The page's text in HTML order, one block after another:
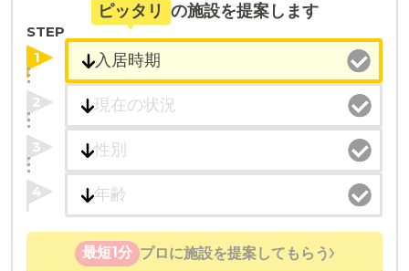
ピッタリ の施設を提案します
STEP
1
2
3
4
最短1分 プロに施設を提案してもらう